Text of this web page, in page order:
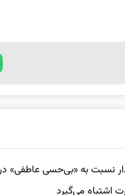
نسبت به «بی‌حسی عاطفی» در
اشتباه می‌گیرد